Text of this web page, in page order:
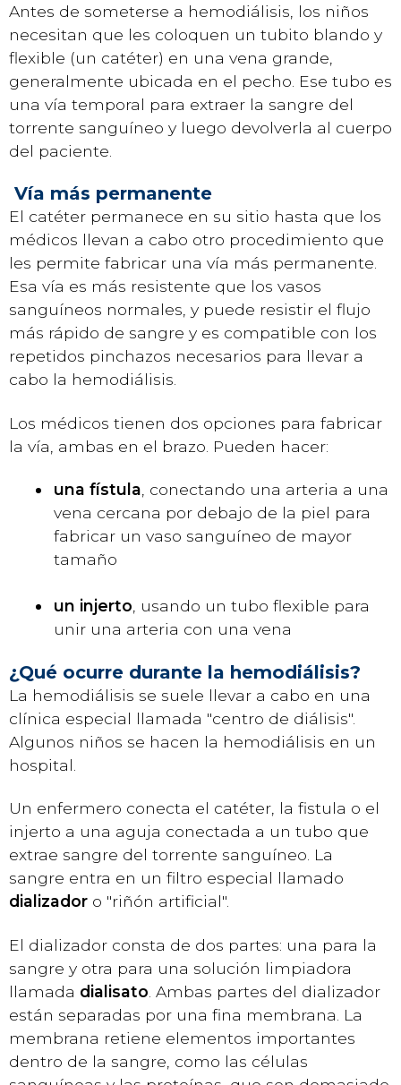
Antes de someterse a hemodiálisis, los niños
necesitan que les coloquen un tubito blando y
flexible (un catéter) en una vena grande,
generalmente ubicada en el pecho. Ese tubo es
una vía temporal para extraer la sangre del
torrente sanguíneo y luego devolverla al cuerpo
del paciente.
Vía más permanente
El catéter permanece en su sitio hasta que los
médicos llevan a cabo otro procedimiento que
les permite fabricar una vía más permanente.
Esa vía es más resistente que los vasos
sanguíneos normales, y puede resistir el flujo
más rápido de sangre y es compatible con los
repetidos pinchazos necesarios para llevar a
cabo la hemodiálisis.
Los médicos tienen dos opciones para fabricar
la vía, ambas en el brazo. Pueden hacer:
una fístula , conectando una arteria a una
vena cercana por debajo de la piel para
fabricar un vaso sanguíneo de mayor
tamaño
un injerto , usando un tubo flexible para
unir una arteria con una vena
¿Qué ocurre durante la hemodiálisis?
La hemodiálisis se suele llevar a cabo en una
clínica especial llamada "centro de diálisis".
Algunos niños se hacen la hemodiálisis en un
hospital.
Un enfermero conecta el catéter, la fistula o el
injerto a una aguja conectada a un tubo que
extrae sangre del torrente sanguíneo. La
sangre entra en un filtro especial llamado
dializador o "riñón artificial".
El dializador consta de dos partes: una para la
sangre y otra para una solución limpiadora
llamada dialisato . Ambas partes del dializador
están separadas por una fina membrana. La
membrana retiene elementos importantes
dentro de la sangre, como las células